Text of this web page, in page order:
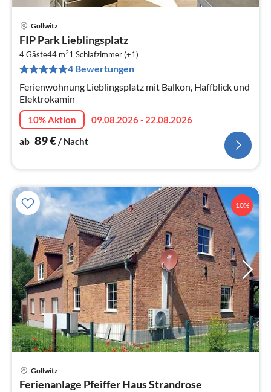
Gollwitz
FIP Park Lieblingsplatz
4 Gäste44 m21 Schlafzimmer (+1)
4 Bewertungen
Ferienwohnung Lieblingsplatz mit Balkon, Haffblick und
Elektrokamin
10% Aktion
09.08.2026 - 22.08.2026
ab 89€/ Nacht
10%
Gollwitz
Ferienanlage Pfeiffer Haus Strandrose